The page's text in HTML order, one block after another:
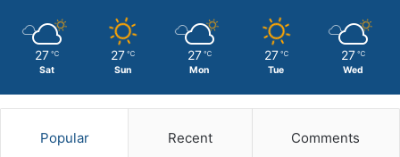
27 ℃
Sat
27 ℃
Sun
27 ℃
Mon
27 ℃
Tue
27 ℃
Wed
Popular Recent Comments